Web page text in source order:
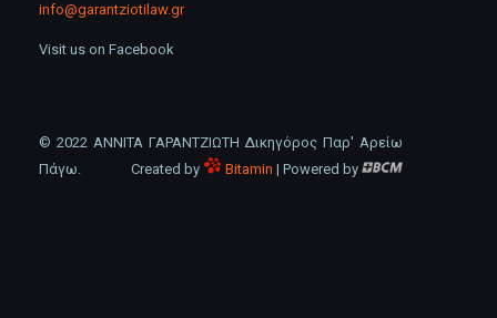
info@garantziotilaw.gr
Visit us on Facebook
© 2022 ΑΝΝΙΤΑ ΓΑΡΑΝΤΖΙΩΤΗ Δικηγόρος Παρ' Αρείω
Πάγω.
Created by Bitamin | Powered by